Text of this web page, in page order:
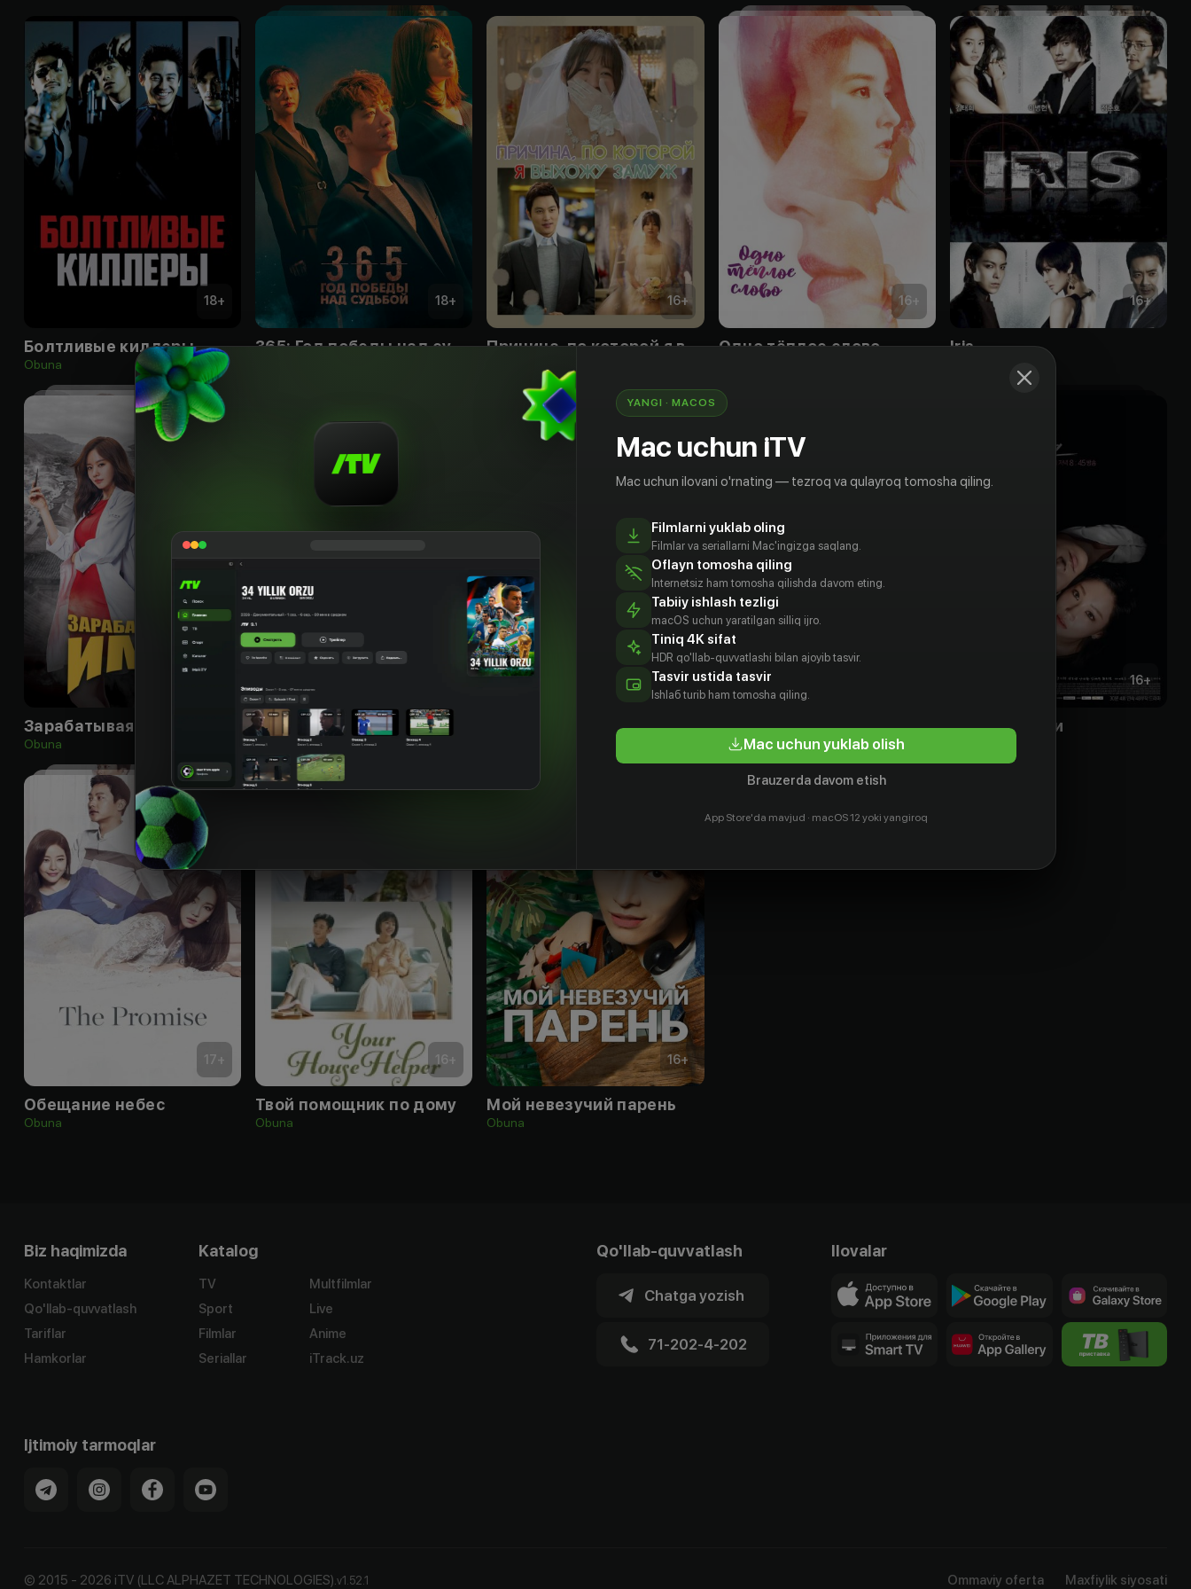
18+
Болтливые киллеры
Obuna
18+
365: Год победы над судьбой
16+
Причина, по которой я выхожу замуж
16+
Одно тёплое слово
16+
Iris
Зарабатывая имя
Obuna
Сёстры Кван
Obuna
16+
Рождение богача
Obuna
16+
Игра в прятки
17+
Обещание небес
Obuna
16+
Твой помощник по дому
Obuna
16+
Мой невезучий парень
Obuna
Biz haqimizda
Kontaktlar
Qo'llab-quvvatlash
Tariflar
Hamkorlar
Katalog
TV
Sport
Filmlar
Seriallar
Multfilmlar
Live
Anime
iTrack.uz
Qo'llab-quvvatlash
Chatga yozish
71-202-4-202
Ilovalar
Ijtimoiy tarmoqlar
© 2015 - 2026 iTV (LLC ALPHAZET TECHNOLOGIES).v1.52.1 Ommaviy oferta Maxfiylik siyosati
YANGI · MACOS
Mac uchun iTV
Mac uchun ilovani o'rnating — tezroq va qulayroq tomosha qiling.
Filmlarni yuklab oling
Filmlar va seriallarni Mac'ingizga saqlang.
Oflayn tomosha qiling
Internetsiz ham tomosha qilishda davom eting.
Tabiiy ishlash tezligi
macOS uchun yaratilgan silliq ijro.
Tiniq 4K sifat
HDR qo'llab-quvvatlashi bilan ajoyib tasvir.
Tasvir ustida tasvir
Ishlаб turib ham tomosha qiling.
Mac uchun yuklab olish
Brauzerda davom etish
App Store'da mavjud · macOS 12 yoki yangiroq